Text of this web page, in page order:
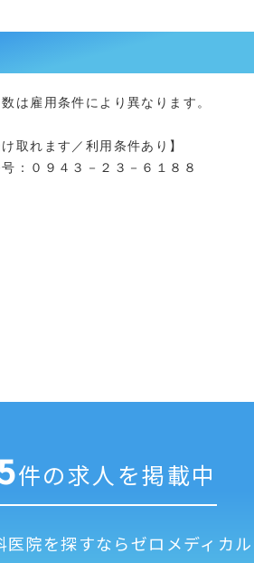
は雇用条件により異なります。
取れます／利用条件あり】
：０９４３－２３－６１８８
件の求人を掲載中
医院を探すならゼロメディカル